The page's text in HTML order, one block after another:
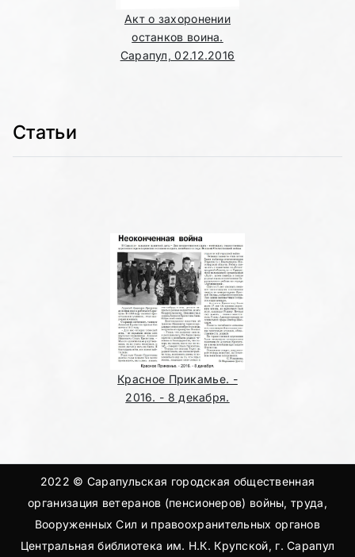
Акт о захоронении
останков воина.
Сарапул, 02.12.2016
Статьи
Красное Прикамье. -
2016. - 8 декабря.
2022 © Сарапульская городская общественная
организация ветеранов (пенсионеров) войны, труда,
Вооруженных Сил и правоохранительных органов
Центральная библиотека им. Н.К. Крупской, г. Сарапул